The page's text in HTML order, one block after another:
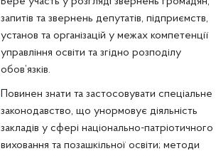
запитів та звернень депутатів, підприємств,
установ та організацій у межах компетенції
управління освіти та згідно розподілу
обов’язків.
Повинен знати та застосовувати спеціальне
законодавство, що унормовує діяльність
закладів у сфері національно-патріотичного
виховання та позашкільної освіти; методи